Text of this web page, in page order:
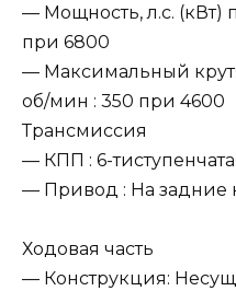
— Мощность, л.с. (кВт)
при 6800
— Максимальный
об/мин : 350 при 4600
Трансмиссия
— КПП : 6-
— Привод : На задние
Ходовая часть
— Конструкция: